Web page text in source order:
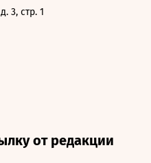
3, стр. 1